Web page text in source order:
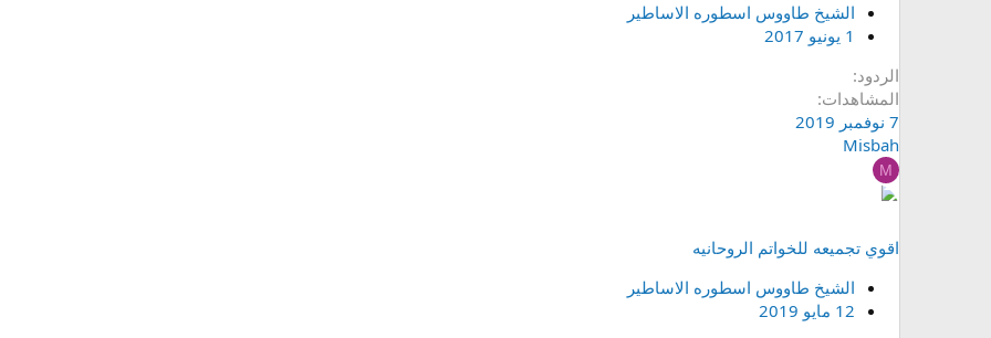
الشيخ طاووس اسطوره الاساطير
1 يونيو 2017
الردود
المشاهدات
7 نوفمبر 2019
Misbah
M
اقوي تجميعه للخواتم الروحانيه
الشيخ طاووس اسطوره الاساطير
12 مايو 2019